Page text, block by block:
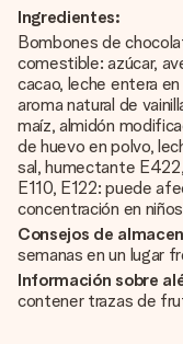
Ingredientes:
Bombones de
comestible: azúcar,
cacao, leche entera
aroma natural de
maíz, almidón
de huevo en polvo,
sal, humectante
E110, E122: puede
concentración en
Consejos de
semanas en un lugar
Información sobre
contener trazas de